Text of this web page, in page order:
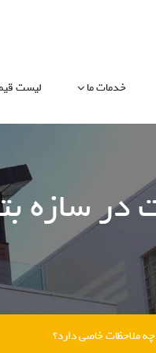
خدمات ما لیست
در سازه
ملاحظات خاصی دارد؟